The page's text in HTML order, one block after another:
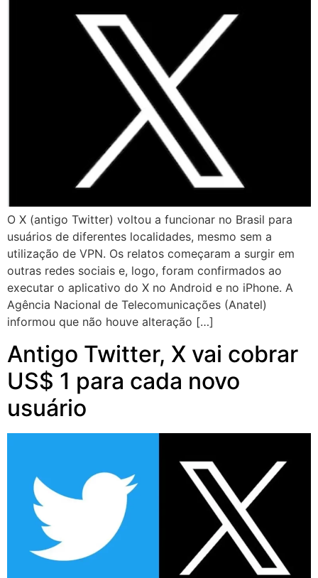
O X (antigo Twitter) voltou a funcionar no Brasil para
usuários de diferentes localidades, mesmo sem a
utilização de VPN. Os relatos começaram a surgir em
outras redes sociais e, logo, foram confirmados ao
executar o aplicativo do X no Android e no iPhone. A
Agência Nacional de Telecomunicações (Anatel)
informou que não houve alteração […]
Antigo Twitter, X vai cobrar
US$ 1 para cada novo
usuário